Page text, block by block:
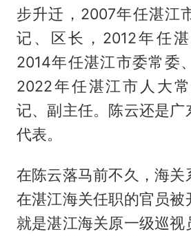
步升迁，2007年任湛江
记、区长，2012年任
2014年任湛江市委常委
2022年任湛江市人大
记、副主任。陈云还是广
代表。
在陈云落马前不久，海关
在湛江海关任职的官员被
就是湛江海关原一级巡视